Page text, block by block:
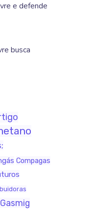
e defende
busca
Compagas
Gasmig